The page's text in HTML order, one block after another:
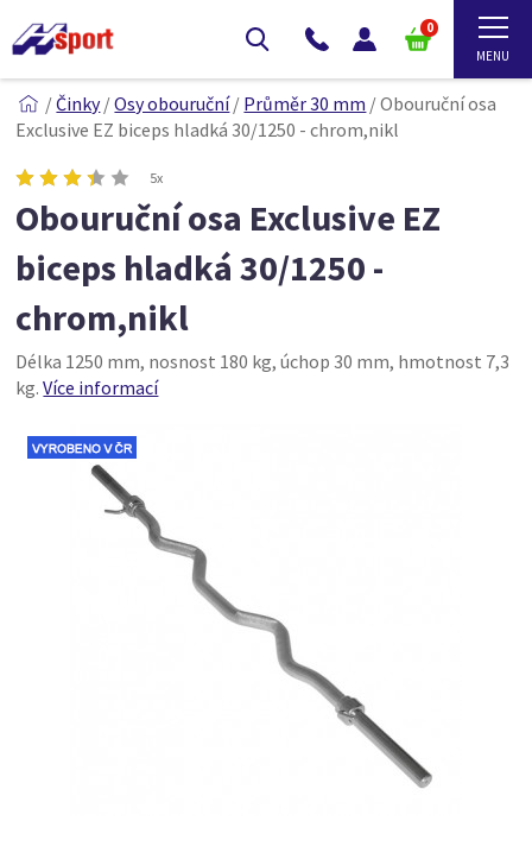
0
/Činky/Osy obouruční/ Průměr 30 mm /Obouruční osa
Exclusive EZ biceps hladká 30/1250 - chrom,nikl
5x
Obouruční osa Exclusive EZ
biceps hladká 30/1250 -
chrom,nikl
Délka 1250 mm, nosnost 180 kg, úchop 30 mm, hmotnost 7,3
kg.Více informací